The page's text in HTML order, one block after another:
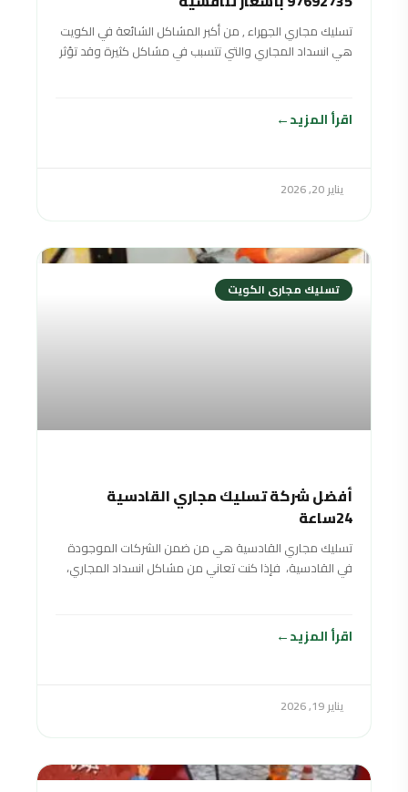
تسليك مجاري الجهراء , من أكبر المشاكل الشائعة في الكويت
هي انسداد المجاري والتي تتسبب في مشاكل كثيرة وقد تؤثر
اقرأ المزيد
يناير 20, 2026
تسليك مجارى الكويت
أفضل شركة تسليك مجاري القادسية
24ساعة
تسليك مجاري القادسية هي من ضمن الشركات الموجودة
في القادسية، فإذا كنت تعاني من مشاكل انسداد المجاري،
اقرأ المزيد
يناير 19, 2026